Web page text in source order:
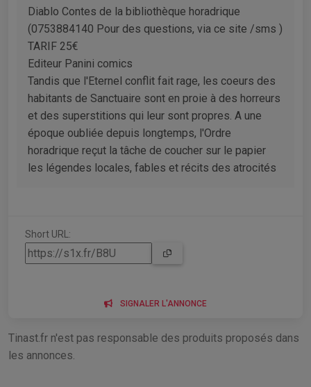
Diablo Contes de la bibliothèque horadrique
(0753884140 Pour des questions, via ce site /sms )
TARIF 25€
Editeur Panini comics
Tandis que l'Eternel conflit fait rage, les coeurs des
habitants de Sanctuaire sont en proie à des horreurs
et des superstitions qui leur sont propres. A une
époque oubliée depuis longtemps, l'Ordre
horadrique reçut la tâche de coucher sur le papier
les légendes locales, fables et récits des atrocités
Short URL:
SIGNALER L'ANNONCE
Tinast.fr n'est pas responsable des produits proposés dans
les annonces.